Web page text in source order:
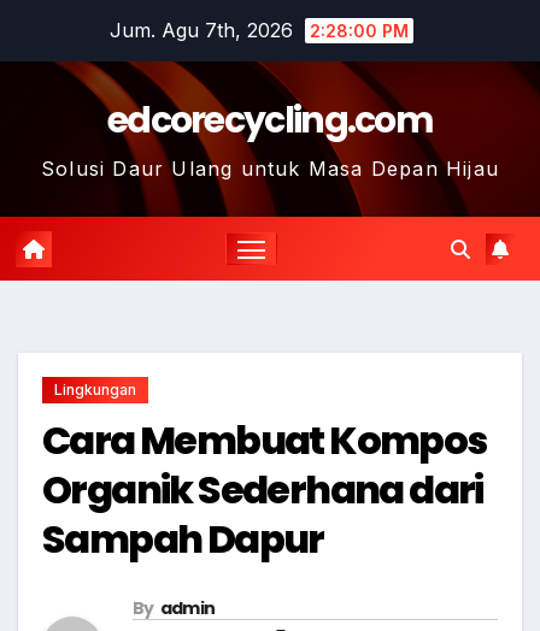
Jum. Agu 7th, 2026 2:28:01 PM
edcorecycling.com
Solusi Daur Ulang untuk Masa Depan Hijau
Lingkungan
Cara Membuat Kompos
Organik Sederhana dari
Sampah Dapur
By admin